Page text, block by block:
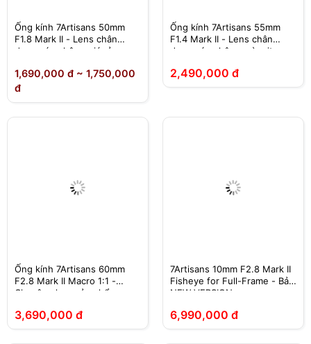
Ống kính 7Artisans 50mm
F1.8 Mark II - Lens chân
dung xóa phông giá rẻ
1,690,000 đ ~ 1,750,000
đ
Ống kính 7Artisans 55mm
F1.4 Mark II - Lens chân
dung xóa phông mù mịt
2,490,000 đ
Ống kính 7Artisans 60mm
F2.8 Mark II Macro 1:1 -
Chuyên chụp sản phẩm
3,690,000 đ
7Artisans 10mm F2.8 Mark II
Fisheye for Full-Frame - Bản
NEW VERSION
6,990,000 đ